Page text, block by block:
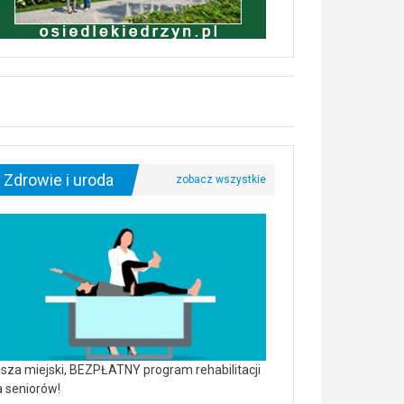
Zdrowie i uroda
miejski, BEZPŁATNY program rehabilitacji
seniorów!